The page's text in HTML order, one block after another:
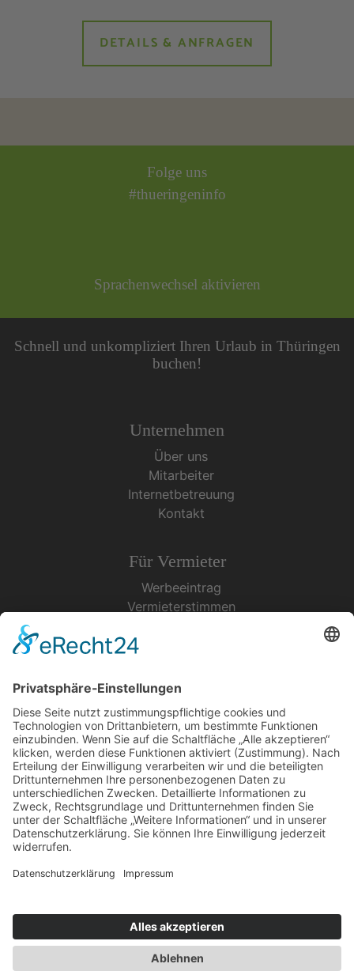
DETAILS & ANFRAGEN
Folge uns
#thueringeninfo
Sprachenwechsel aktivieren
Schnell und unkompliziert Ihren Urlaub in Thüringen
buchen!
Unternehmen
Über uns
Mitarbeiter
Internetbetreuung
Kontakt
Für Vermieter
Werbeeintrag
Vermieterstimmen
Urlaubsservice
Bücher, Karten & CD's
Ihre Anreise
Wetter
Links
Nutzungsbedingungen
Datenschutz
Reiseoasen.de